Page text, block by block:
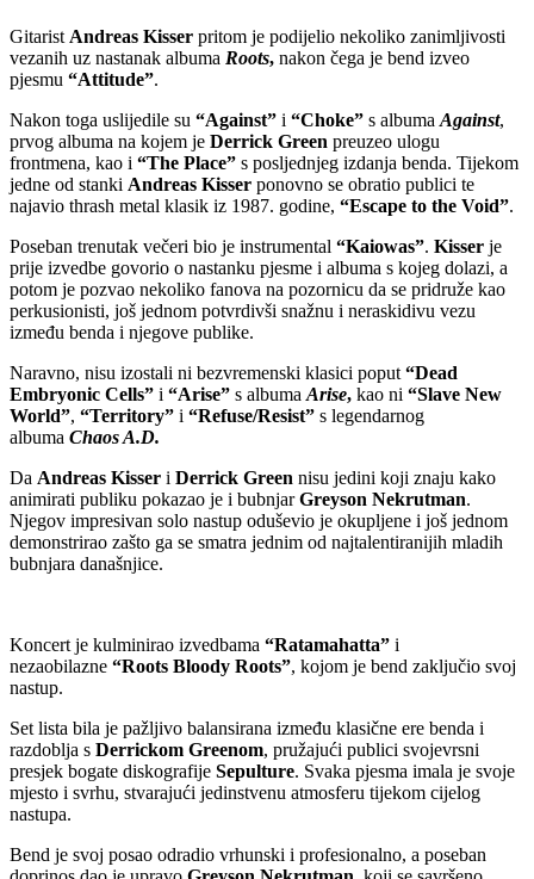
Gitarist Andreas Kisser pritom je podijelio nekoliko zanimljivosti
vezanih uz nastanak albuma Roots, nakon čega je bend izveo
pjesmu “Attitude”.
Nakon toga uslijedile su “Against” i “Choke” s albuma Against,
prvog albuma na kojem je Derrick Green preuzeo ulogu
frontmena, kao i “The Place” s posljednjeg izdanja benda. Tijekom
jedne od stanki Andreas Kisser ponovno se obratio publici te
najavio thrash metal klasik iz 1987. godine, “Escape to the Void”.
Poseban trenutak večeri bio je instrumental “Kaiowas”. Kisser je
prije izvedbe govorio o nastanku pjesme i albuma s kojeg dolazi, a
potom je pozvao nekoliko fanova na pozornicu da se pridruže kao
perkusionisti, još jednom potvrdivši snažnu i neraskidivu vezu
između benda i njegove publike.
Naravno, nisu izostali ni bezvremenski klasici poput “Dead
Embryonic Cells” i “Arise” s albuma Arise, kao ni “Slave New
World”, “Territory” i “Refuse/Resist” s legendarnog
albuma Chaos A.D.
Da Andreas Kisser i Derrick Green nisu jedini koji znaju kako
animirati publiku pokazao je i bubnjarGreyson Nekrutman.
Njegov impresivan solo nastup oduševio je okupljene i još jednom
demonstrirao zašto ga se smatra jednim od najtalentiranijih mladih
bubnjara današnjice.
Koncert je kulminirao izvedbama “Ratamahatta” i
nezaobilazne “Roots Bloody Roots”, kojom je bend zaključio svoj
nastup.
Set lista bila je pažljivo balansirana između klasične ere benda i
razdoblja s Derrickom Greenom, pružajući publici svojevrsni
presjek bogate diskografije Sepulture. Svaka pjesma imala je svoje
mjesto i svrhu, stvarajući jedinstvenu atmosferu tijekom cijelog
nastupa.
Bend je svoj posao odradio vrhunski i profesionalno, a poseban